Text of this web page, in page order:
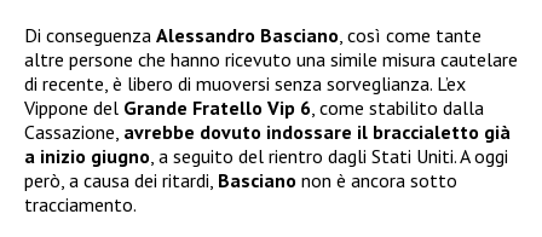
Di conseguenza Alessandro Basciano , così come tante
altre persone che hanno ricevuto una simile misura cautelare
di recente, è libero di muoversi senza sorveglianza. L’ex
Vippone del Grande Fratello Vip 6 , come stabilito dalla
Cassazione, avrebbe dovuto indossare il braccialetto già
a inizio giugno , a seguito del rientro dagli Stati Uniti. A oggi
però, a causa dei ritardi, Basciano non è ancora sotto
tracciamento.